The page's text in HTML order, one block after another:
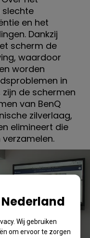
slechte
en het
Dankzij
scherm de
waardoor
worden
in
de schermen
van BenQ
zilverlaag,
elimineert die
Wij gebruiken
om ervoor te zorgen